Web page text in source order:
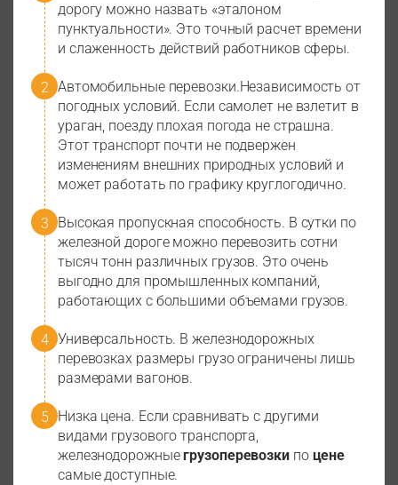
дорогу можно назвать «эталоном
пунктуальности». Это точный расчет времени
и слаженность действий работников сферы.
Автомобильные перевозки.Независимость от
погодных условий. Если самолет не взлетит в
ураган, поезду плохая погода не страшна.
Этот транспорт почти не подвержен
изменениям внешних природных условий и
может работать по графику круглогодично.
Высокая пропускная способность. В сутки по
железной дороге можно перевозить сотни
тысяч тонн различных грузов. Это очень
выгодно для промышленных компаний,
работающих с большими объемами грузов.
Универсальность. В железнодорожных
перевозках размеры грузо ограничены лишь
размерами вагонов.
Низка цена. Если сравнивать с другими
видами грузового транспорта,
железнодорожныегрузоперевозки по цене
самые доступные.